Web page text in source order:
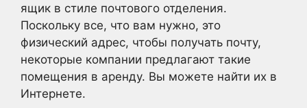
ящик в стиле почтового отделения.
Поскольку все, что вам нужно, это
физический адрес, чтобы получать почту,
некоторые компании предлагают такие
помещения в аренду. Вы можете найти их в
Интернете.